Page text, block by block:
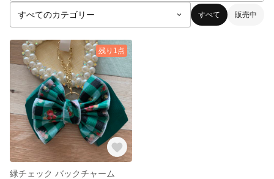
すべて 販売中
残り1点
緑チェック バックチャーム